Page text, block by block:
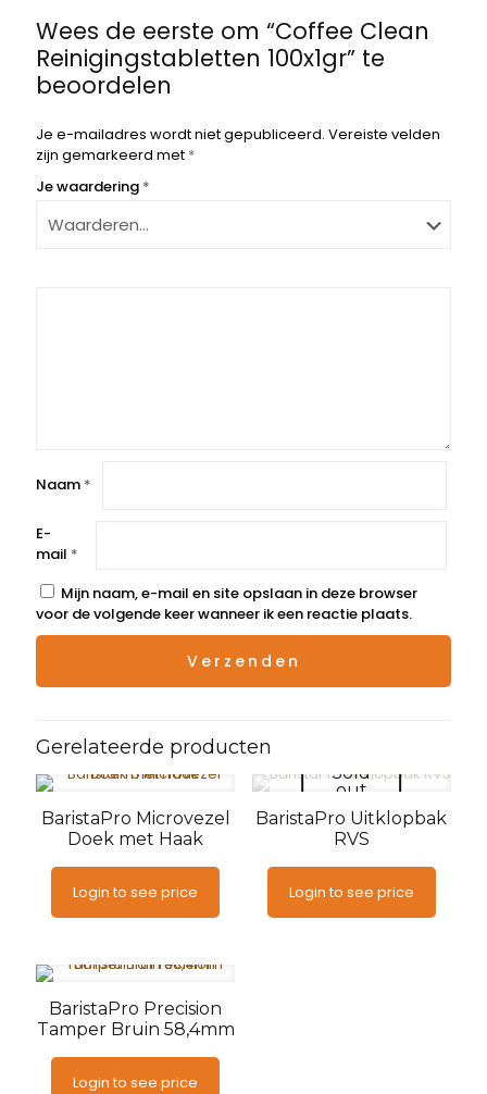
Wees de eerste om “Coffee Clean
Reinigingstabletten 100x1gr” te
beoordelen
Je e-mailadres wordt niet gepubliceerd. Vereiste velden
zijn gemarkeerd met *
Je waardering *
Naam *
E-
mail *
Mijn naam, e-mail en site opslaan in deze browser
voor de volgende keer wanneer ik een reactie plaats.
Gerelateerde producten
BaristaPro Microvezel
Doek met Haak
Login to see price
Sold
out
BaristaPro Uitklopbak
RVS
Login to see price
BaristaPro Precision
Tamper Bruin 58,4mm
Login to see price